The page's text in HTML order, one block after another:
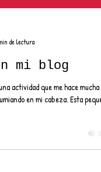
de lectura
mi blog
actividad que me hace mucha
en mi cabeza. Esta